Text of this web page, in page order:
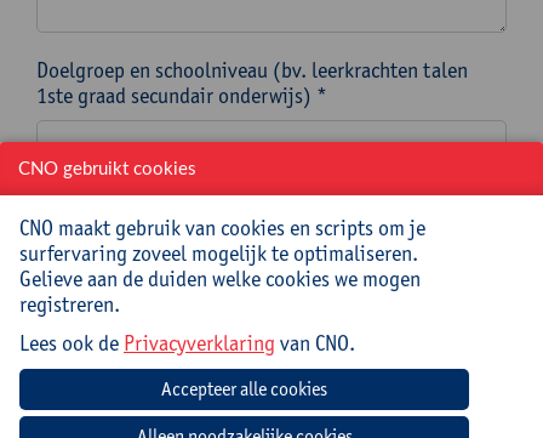
Doelgroep en schoolniveau (bv. leerkrachten talen
1ste graad secundair onderwijs) *
Op welke specifieke datum OF binnen welke periode
moet de nascholing/een meerdaags traject ingepland
worden?
In dit kalenderveld duid je een specifieke datum aan
OF de startdatum van een periode waarin je
Let op! Kies een datum die minstens 3 maanden na de
datum van vandaag ligt om het formulier te kunnen
verzenden.
CNO gebruikt cookies
CNO maakt gebruik van cookies en scripts om je
surfervaring zoveel mogelijk te optimaliseren.
Gelieve aan de duiden welke cookies we mogen
registreren.
Lees ook de Privacyverklaring van CNO.